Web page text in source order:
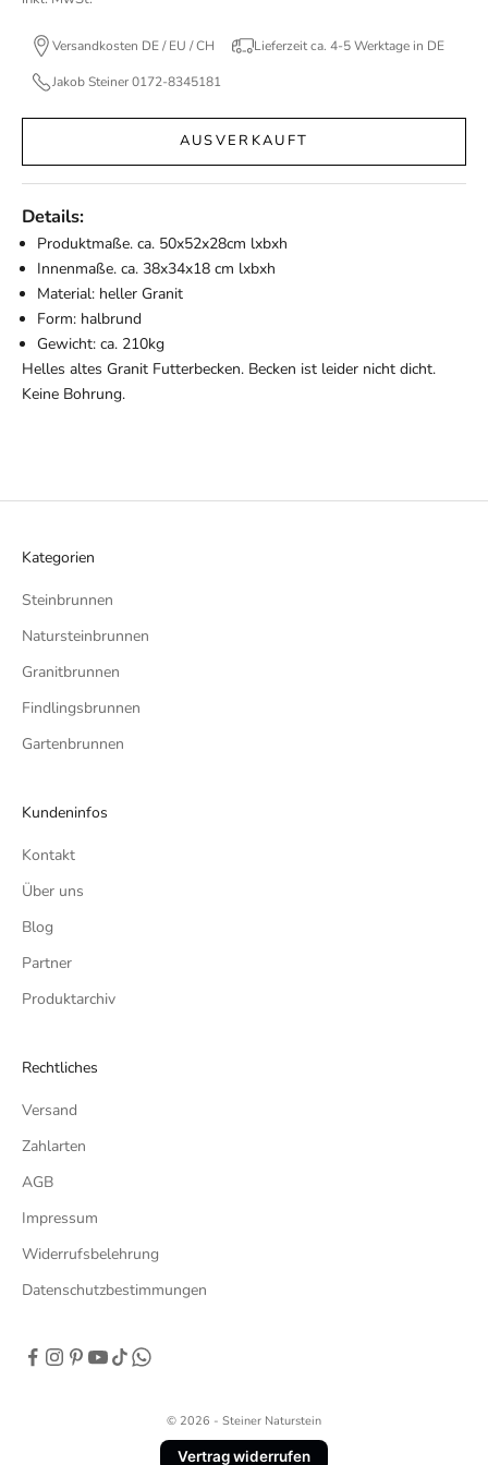
Versandkosten DE / EU / CH Lieferzeit ca. 4-5 Werktage in DE
Jakob Steiner 0172-8345181
AUSVERKAUFT
Details:
Produktmaße. ca. 50x52x28cm lxbxh
Innenmaße. ca. 38x34x18 cm lxbxh
Material: heller Granit
Form: halbrund
Gewicht: ca. 210kg
Helles altes Granit Futterbecken. Becken ist leider nicht dicht.
Keine Bohrung.
Kategorien
Steinbrunnen
Natursteinbrunnen
Granitbrunnen
Findlingsbrunnen
Gartenbrunnen
Kundeninfos
Kontakt
Über uns
Blog
Partner
Produktarchiv
Rechtliches
Versand
Zahlarten
AGB
Impressum
Widerrufsbelehrung
Datenschutzbestimmungen
© 2026 - Steiner Naturstein
Vertrag widerrufen